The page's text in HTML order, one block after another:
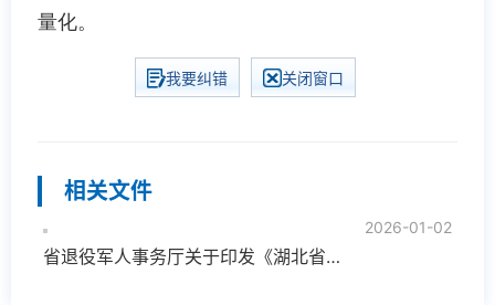
量化。
我要纠错 关闭窗口
相关文件
2026-01-02
省退役军人事务厅关于印发《湖北省退役军人事务系统行政裁量权基准》的通知